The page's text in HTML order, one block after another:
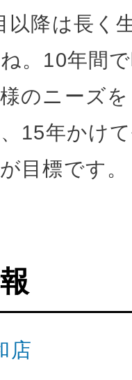
以降は長く
。10年間
のニーズ
15年かけ
目標です。
店